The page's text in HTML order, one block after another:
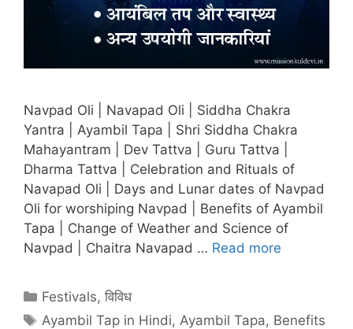
Navpad Oli | Navapad Oli | Siddha Chakra
Yantra | Ayambil Tapa | Shri Siddha Chakra
Mahayantram | Dev Tattva | Guru Tattva |
Dharma Tattva | Celebration and Rituals of
Navapad Oli | Days and Lunar dates of Navpad
Oli for worshiping Navpad | Benefits of Ayambil
Tapa | Change of Weather and Science of
Navpad | Chaitra Navapad … Read more
Categories
Festivals,विविध
Tags
Ayambil Tap in Hindi, Ayambil Tapa, Benefits